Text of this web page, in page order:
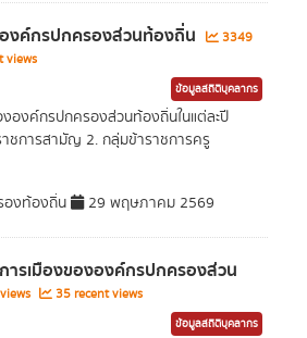
งค์กรปกครองส่วนท้องถิ่น
3349
views
ข้อมูลสถิติบุคลากร
องค์กรปกครองส่วนท้องถิ่นในแต่ละปี
ชการสามัญ 2. กลุ่มข้าราชการครู
องท้องถิ่น 29 พฤษภาคม 2569
รเมืองขององค์กรปกครองส่วน
35 recent views
ข้อมูลสถิติบุคลากร